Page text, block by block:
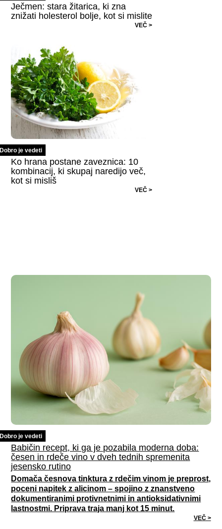
Ječmen: stara žitarica, ki zna
znižati holesterol bolje, kot si mislite
VEČ >
Dobro je vedeti
Ko hrana postane zaveznica: 10
kombinacij, ki skupaj naredijo več,
kot si misliš
VEČ >
Dobro je vedeti
Babičin recept, ki ga je pozabila moderna doba:
česen in rdeče vino v dveh tednih spremenita
jesensko rutino
Domača česnova tinktura z rdečim vinom je preprost,
poceni napitek z alicinom – spojino z znanstveno
dokumentiranimi protivnetnimi in antioksidativnimi
lastnostmi. Priprava traja manj kot 15 minut.
VEČ >